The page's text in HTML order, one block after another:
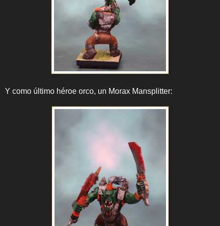
Y como último héroe orco, un Morax Mansplitter: